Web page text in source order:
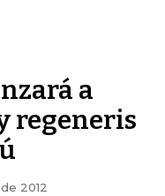
a
regeneris
2012